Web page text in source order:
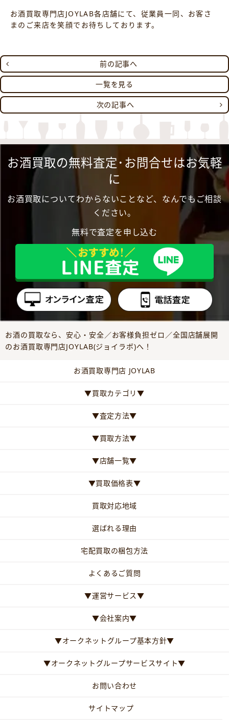
お酒買取専門店JOYLAB各店舗にて、従業員一同、お客さ
まのご来店を笑顔でお待ちしております。
前の記事へ
一覧を見る
次の記事へ
お酒買取の無料査定･お問合せはお気軽
に
お酒買取についてわからないことなど、なんでもご相談
ください。
無料で査定を申し込む
お酒の買取なら、安心・安全／お客様負担ゼロ／全国店舗展開
のお酒買取専門店JOYLAB(ジョイラボ)へ！
お酒買取専門店 JOYLAB
▼買取カテゴリ▼
▼査定方法▼
▼買取方法▼
▼店舗一覧▼
▼買取価格表▼
買取対応地域
選ばれる理由
宅配買取の梱包方法
よくあるご質問
▼運営サービス▼
▼会社案内▼
▼オークネットグループ基本方針▼
▼オークネットグループサービスサイト▼
お問い合わせ
サイトマップ